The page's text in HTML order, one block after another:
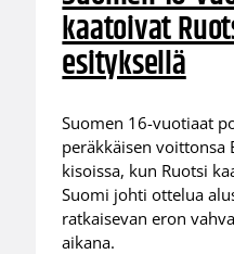
kaatoivat
esityksellä
Suomen 16-vuotiaat
peräkkäisen voittonsa
kisoissa, kun Ruotsi
Suomi johti ottelua
ratkaisevan eron
aikana.